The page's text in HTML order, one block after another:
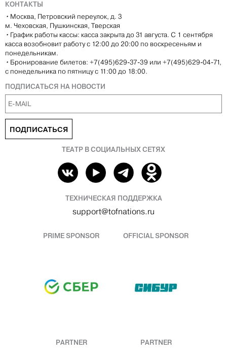
КОНТАКТЫ
• Москва, Петровский переулок, д. 3
м. Чеховская, Пушкинская, Тверская
• График работы кассы: касса закрыта до 31 августа. С 1 сентября
касса возобновит работу с 12:00 до 20:00 по воскресеньям и
понедельникам.
• Бронирование билетов: +7(495)629-37-39 или +7(495)629-04-71,
с понедельника по пятницу с 11:00 до 18:00.
ПОДПИСАТЬСЯ НА НОВОСТИ
ПОДПИСАТЬСЯ
ТЕАТР В СОЦИАЛЬНЫХ СЕТЯХ
ТЕХНИЧЕСКАЯ ПОДДЕРЖКА
support@tofnations.ru
PRIME SPONSOR OFFICIAL SPONSOR
PARTNER PARTNER